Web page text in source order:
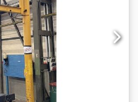
max. Traglast: 400 kg
ca. 4000 mm
ca. 2500 mm
Die Funktionalität kann
Säulenschwenkkran
diesem